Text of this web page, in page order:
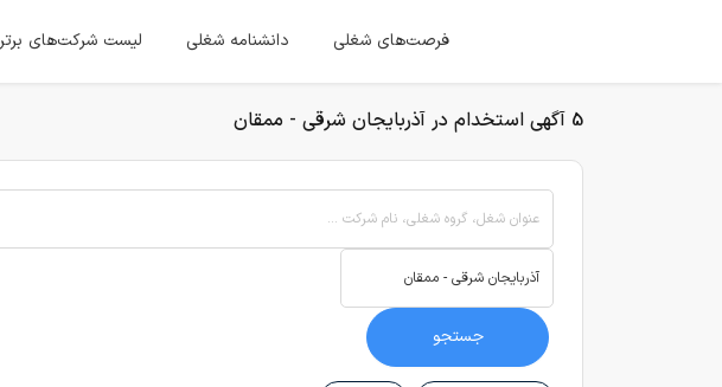
فرصت‌های شغلی دانشنامه شغلی لیست شرکت‌های برتر
5 آگهی استخدام در آذربایجان شرقی - ممقان
عنوان شغل، گروه شغلی، نام شرکت ...
جستجو